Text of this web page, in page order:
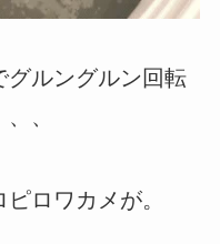
グルングルン回転
、
ロワカメが。